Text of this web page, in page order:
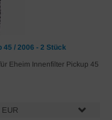
/ 2006 - 2 Stück
Eheim Innenfilter Pickup 45